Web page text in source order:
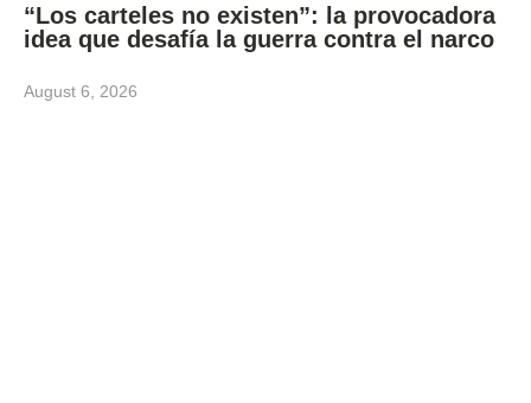
“Los carteles no existen”: la provocadora
idea que desafía la guerra contra el narco
August 6, 2026